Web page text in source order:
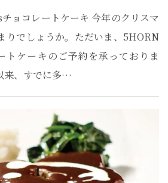
ョコレートケーキ 今年のクリスマ
りでしょうか。ただいま、5HORN
トケーキのご予約を承っておりま
来、すでに多…